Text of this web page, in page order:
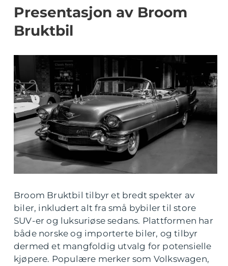
Presentasjon av Broom
Bruktbil
Broom Bruktbil tilbyr et bredt spekter av
biler, inkludert alt fra små bybiler til store
SUV-er og luksuriøse sedans. Plattformen har
både norske og importerte biler, og tilbyr
dermed et mangfoldig utvalg for potensielle
kjøpere. Populære merker som Volkswagen,